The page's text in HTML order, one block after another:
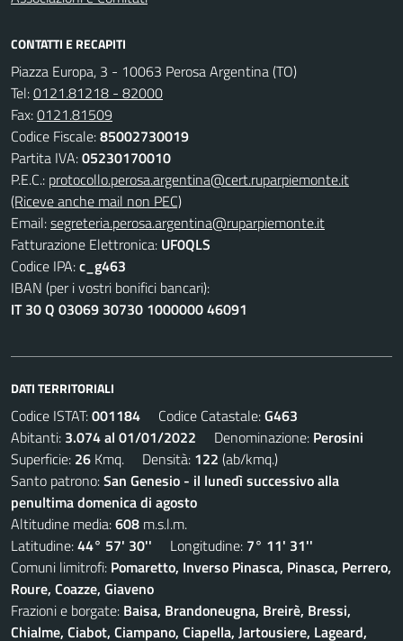
CONTATTI E RECAPITI
Piazza Europa, 3 - 10063 Perosa Argentina (TO)
Tel:0121.81218 - 82000
Fax:0121.81509
Codice Fiscale:85002730019
Partita IVA:05230170010
P.E.C.: protocollo.perosa.argentina@cert.ruparpiemonte.it
(Riceve anche mail non PEC)
Email:segreteria.perosa.argentina@ruparpiemonte.it
Fatturazione Elettronica: UF0QLS
Codice IPA:c_g463
IBAN (per i vostri bonifici bancari):
IT 30 Q 03069 30730 1000000 46091
DATI TERRITORIALI
Codice ISTAT:001184 Codice Catastale:G463
Abitanti: 3.074 al 01/01/2022 Denominazione: Perosini
Superficie: 26 Kmq. Densità: 122 (ab/kmq.)
Santo patrono:San Genesio - il lunedì successivo alla
penultima domenica di agosto
Altitudine media:608 m.s.l.m.
Latitudine:44° 57' 30'' Longitudine: 7° 11' 31''
Comuni limitrofi: Pomaretto, Inverso Pinasca, Pinasca, Perrero,
Roure, Coazze, Giaveno
Frazioni e borgate: Baisa, Brandoneugna, Breirè, Bressi,
Chialme, Ciabot, Ciampano, Ciapella, Jartousiere, Lageard,